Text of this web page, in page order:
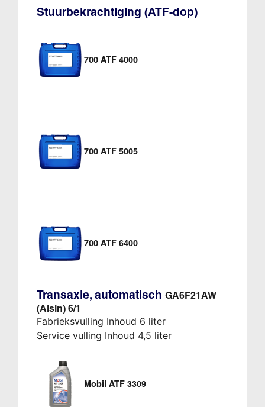
Stuurbekrachtiging (ATF-dop)
700 ATF 4000
700 ATF 5005
700 ATF 6400
Transaxle, automatisch GA6F21AW
(Aisin) 6/1
Fabrieksvulling Inhoud 6 liter
Service vulling Inhoud 4,5 liter
Mobil ATF 3309